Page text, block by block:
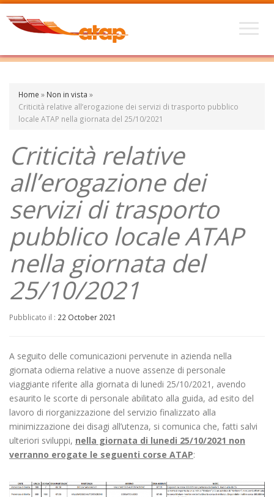
Home » Non in vista »
Criticità relative all’erogazione dei servizi di trasporto pubblico
locale ATAP nella giornata del 25/10/2021
Criticità relative
all’erogazione dei
servizi di trasporto
pubblico locale ATAP
nella giornata del
25/10/2021
Pubblicato il : 22 October 2021
A seguito delle comunicazioni pervenute in azienda nella
giornata odierna relative a nuove assenze di personale
viaggiante riferite alla giornata di lunedi 25/10/2021, avendo
esaurito le scorte di personale abilitato alla guida, ad esito del
lavoro di riorganizzazione del servizio finalizzato alla
minimizzazione dei disagi all’utenza, si comunica che, fatti salvi
ulteriori sviluppi, nella giornata di lunedi 25/10/2021 non
verranno erogate le seguenti corse ATAP: